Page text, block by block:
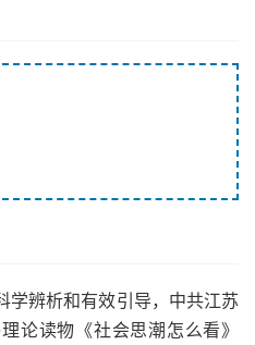
学辨析和有效引导，中共江苏
论读物《社会思潮怎么看》